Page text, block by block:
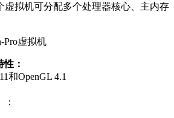
虚拟机可分配多个处理器核心、主内存
：
和OpenGL 4.1